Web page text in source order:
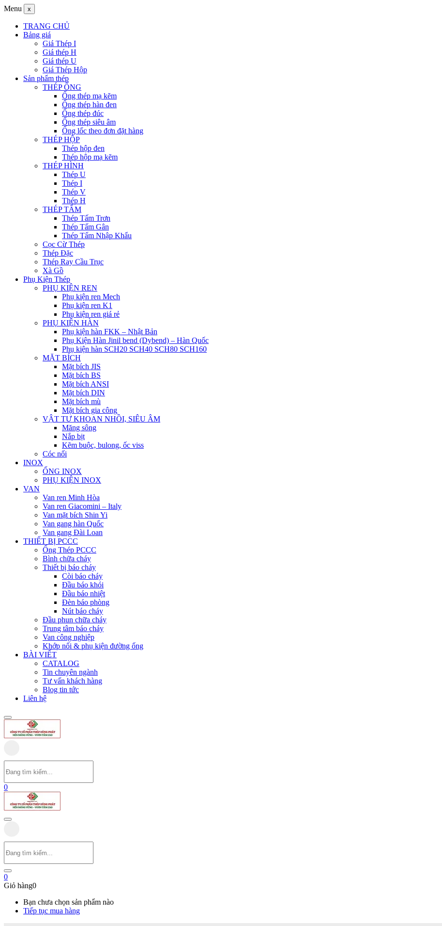
Menu x
TRANG CHỦ
Bảng giá
Giá Thép I
Giá thép H
Giá thép U
Giá Thép Hộp
Sản phẩm thép
THÉP ỐNG
Ống thép mạ kẽm
Ống thép hàn đen
Ống thép đúc
Ống thép siêu âm
Ống lốc theo đơn đặt hàng
THÉP HỘP
Thép hộp đen
Thép hộp mạ kẽm
THÉP HÌNH
Thép U
Thép I
Thép V
Thép H
THÉP TẤM
Thép Tấm Trơn
Thép Tấm Gân
Thép Tấm Nhập Khẩu
Cọc Cừ Thép
Thép Đặc
Thép Ray Cầu Trục
Xà Gồ
Phụ Kiện Thép
PHỤ KIỆN REN
Phụ kiện ren Mech
Phụ kiện ren K1
Phụ kiện ren giá rẻ
PHỤ KIỆN HÀN
Phụ kiện hàn FKK – Nhật Bản
Phụ Kiện Hàn Jinil bend (Dybend) – Hàn Quốc
Phụ kiện hàn SCH20 SCH40 SCH80 SCH160
MẶT BÍCH
Mặt bích JIS
Mặt bích BS
Mặt bích ANSI
Mặt bích DIN
Mặt bích mù
Mặt bích gia công
VẬT TƯ KHOAN NHỒI, SIÊU ÂM
Măng sông
Nắp bịt
Kẽm buộc, bulong, ốc viss
Cóc nối
INOX
ỐNG INOX
PHỤ KIỆN INOX
VAN
Van ren Minh Hòa
Van ren Giacomini – Italy
Van mặt bích Shin Yi
Van gang hàn Quốc
Van gang Đài Loan
THIẾT BỊ PCCC
Ống Thép PCCC
Bình chữa cháy
Thiết bị báo cháy
Còi báo cháy
Đầu báo khói
Đầu báo nhiệt
Đèn báo phòng
Nút báo cháy
Đầu phun chữa cháy
Trung tâm báo cháy
Van công nghiệp
Khớp nối & phụ kiện đường ống
BÀI VIẾT
CATALOG
Tin chuyên ngành
Tư vấn khách hàng
Blog tin tức
Liên hệ
0
0
Giỏ hàng0
Bạn chưa chọn sản phẩm nào
Tiếp tục mua hàng